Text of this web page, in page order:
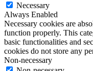
Necessary
Always Enabled
Necessary cookies are
function properly. This
basic functionalities and
cookies do not store any
Non-necessary